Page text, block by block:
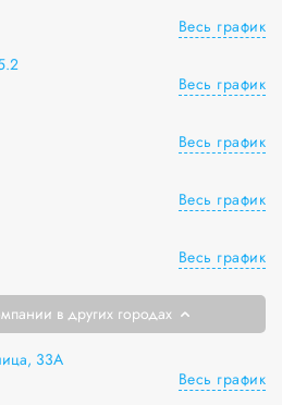
Весь график
Весь график
Весь график
Весь график
Весь график
в других городах
33А
Весь график